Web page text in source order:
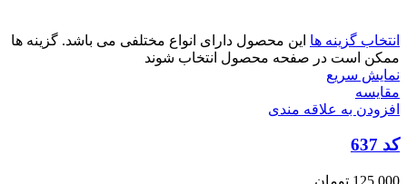
انتخاب گزینه ها این محصول دارای انواع مختلفی می باشد. گزینه ها
ممکن است در صفحه محصول انتخاب شوند
نمایش سریع
مقايسه
افزودن به علاقه مندی
کد 637
125,000 تومان